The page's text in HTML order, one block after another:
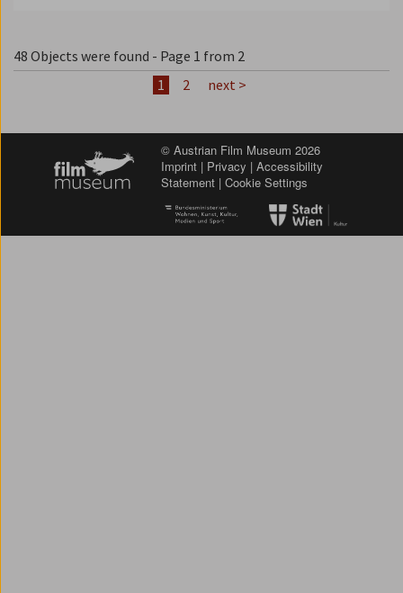
48 Objects were found - Page 1 from 2
1
2 next >
© Austrian Film Museum 2026
Imprint | Privacy |Accessibility
Statement |Cookie Settings